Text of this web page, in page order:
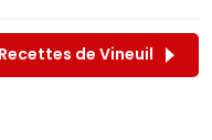
Recettes de Vineuil